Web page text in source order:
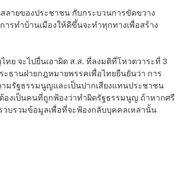
ลายของประชาชน กับกระบวนการขัดขวาง
ารทำบ้านเมืองให้ดีขึ้นจะทำทุกทางเพื่อสร้าง
ย จะไปยื่นเอาผิด ส.ส. ที่ลงมติที่โหวตวาระที่ 3
ธานฝ่ายกฎหมายพรรคเพื่อไทยยืนยันว่า การ
มรัฐธรรมนูญและเป็นปากเสียงแทนประชาชน
งเป็นคนที่ถูกฟ้องว่าทำผิดรัฐธรรมนูญ ถ้าหากศรี
บรวมข้อมูลเพื่อที่จะฟ้องกลับบุคคลเหล่านั้น